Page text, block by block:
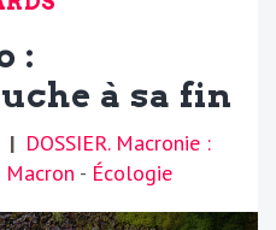
:
à sa fin
| DOSSIER. Macronie :
Macron - Écologie